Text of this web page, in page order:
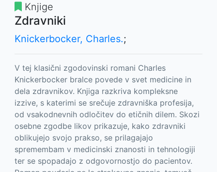
Knjige
Zdravniki
Knickerbocker, Charles.;
V tej klasični zgodovinski romani Charles
Knickerbocker bralce povede v svet medicine in
dela zdravnikov. Knjiga razkriva kompleksne
izzive, s katerimi se srečuje zdravniška profesija,
od vsakodnevnih odločitev do etičnih dilem. Skozi
osebne zgodbe likov prikazuje, kako zdravniki
oblikujejo svojo prakso, se prilagajajo
spremembam v medicinski znanosti in tehnologiji
ter se spopadajo z odgovornostjo do pacientov.